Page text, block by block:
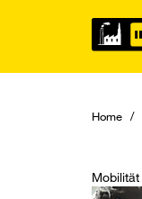
Home
Mobilität